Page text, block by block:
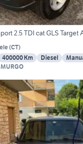
2.5 TDI cat GLS Target
(CT)
400000 Km Diesel